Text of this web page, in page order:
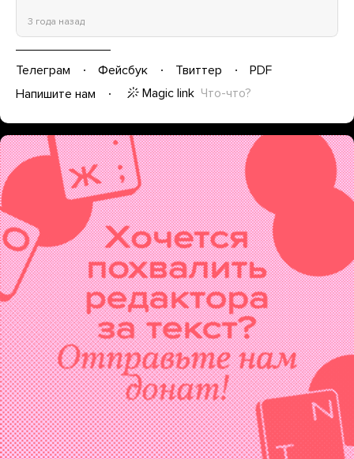
3 года назад
Телеграм Фейсбук Твиттер
PDF
Напишите нам
Magic link Что-что?